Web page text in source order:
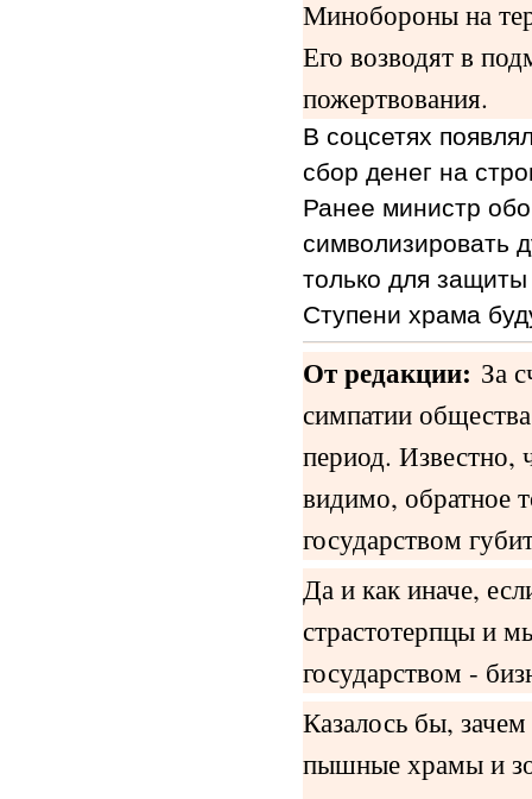
Минобороны на
Его возводят в
пожертвования.
В соцсетях
сбор денег на
Ранее министр
символизировать
только для
Ступени храма
От редакции: За
симпатии
период. Известно,
видимо, обратное
государством
Да и как иначе,
страстотерпцы и
государством -
Казалось бы,
пышные храмы и